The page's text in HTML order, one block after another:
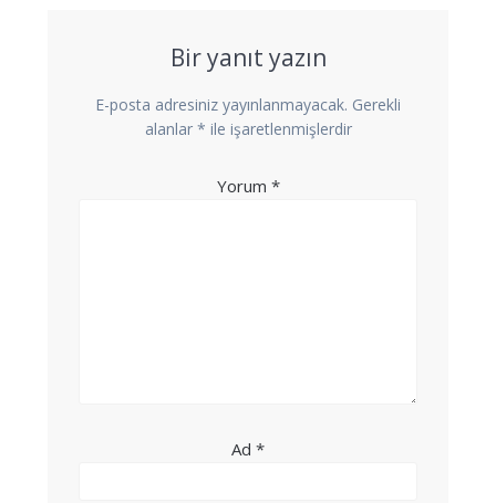
Bir yanıt yazın
E-posta adresiniz yayınlanmayacak. Gerekli
alanlar * ile işaretlenmişlerdir
Yorum *
Ad *